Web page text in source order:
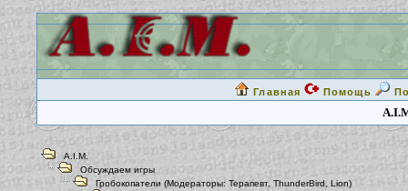
Главная Помощь
A.I.M.
Обсуждаем игры
Гробокопатели (Модераторы: Терапевт, ThunderBird Lion)